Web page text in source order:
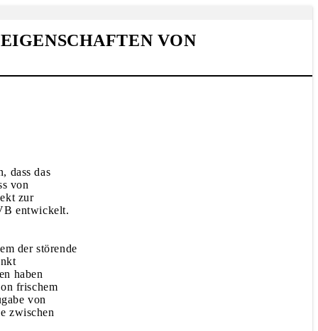
VON
dass das
von
zur
entwickelt.
der störende
haben
frischem
von
zwischen